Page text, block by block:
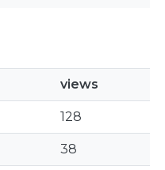
views
128
38